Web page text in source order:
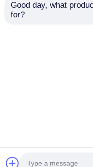
場.Copyright ©
Good day, what
for?